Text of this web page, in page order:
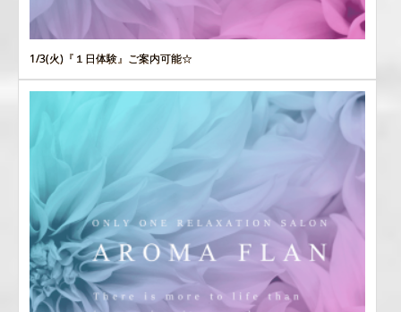
1/3(火)『１日体験』ご案内可能☆